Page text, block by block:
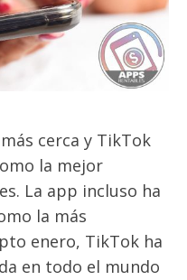
cerca y TikTok
la mejor
La app incluso ha
la más
enero, TikTok ha
en todo el mundo